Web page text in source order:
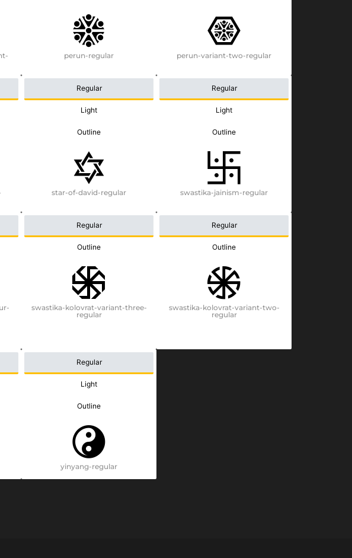
perun-regular perun-variant-two-regular
Regular
Light
Outline
star-of-david-regular
Regular
Light
Outline
swastika-jainism-regular
Regular
Outline
swastika-kolovrat-variant-three-
regular
Regular
Outline
swastika-kolovrat-variant-two-
regular
Regular
Light
Outline
yinyang-regular